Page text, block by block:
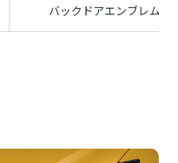
バックドアエンブレム（